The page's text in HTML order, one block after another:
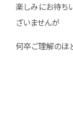
楽しみにお待ち
ざいませんが
何卒ご理解のほ